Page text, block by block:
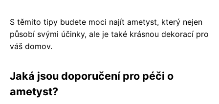
S těmito tipy budete moci najít ametyst, který nejen
působí svými účinky, ale je také krásnou dekorací pro
váš domov.
Jaká jsou doporučení pro péči o
ametyst?